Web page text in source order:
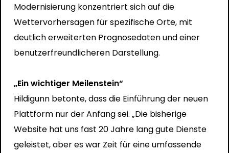
Modernisierung konzentriert sich auf die
Wettervorhersagen für spezifische Orte, mit
deutlich erweiterten Prognosedaten und einer
benutzerfreundlicheren Darstellung.
„Ein wichtiger Meilenstein“
Hildigunn betonte, dass die Einführung der neuen
Plattform nur der Anfang sei. „Die bisherige
Website hat uns fast 20 Jahre lang gute Dienste
geleistet, aber es war Zeit für eine umfassende